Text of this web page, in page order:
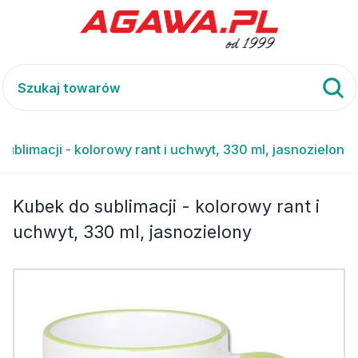
- kolorowy rant i uchwyt, 330 ml, jasnozielony
Kubek do sublimacji - kolorowy rant i
uchwyt, 330 ml, jasnozielony